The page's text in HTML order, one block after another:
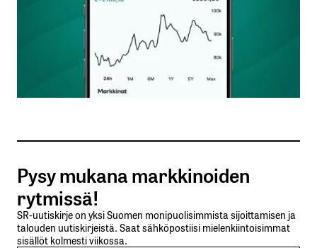
Nimesi tai nimimerkkisi
Sähköpostiosoitteesi
Tilaa SalkunRakentajan uutiskirje
Lähetä kommentti
Pysy mukana markkinoiden
rytmissä!
SR-uutiskirje on yksi Suomen monipuolisimmista sijoittamisen ja
talouden uutiskirjeistä. Saat sähköpostiisi mielenkiintoisimmat
sisällöt kolmesti viikossa.